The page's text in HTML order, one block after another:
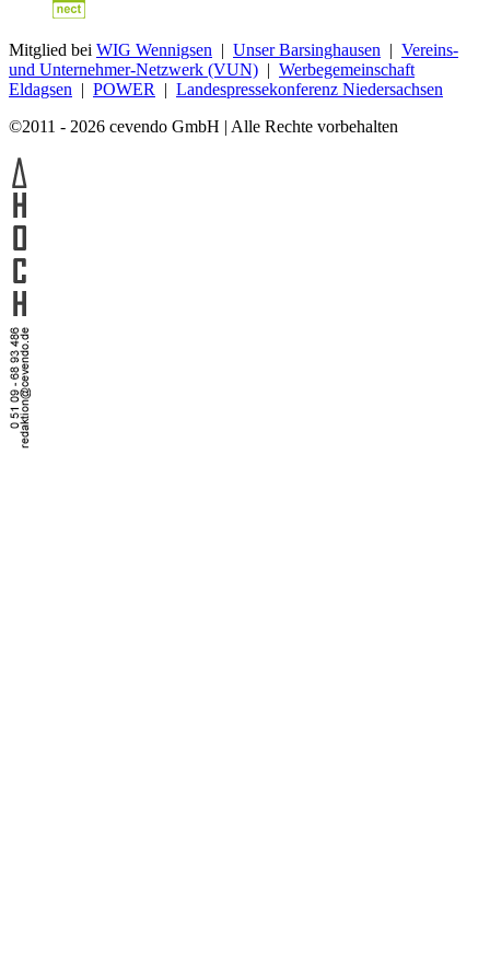
Mitglied bei WIG Wennigsen | Unser Barsinghausen | Vereins-
und Unternehmer-Netzwerk (VUN) | Werbegemeinschaft
Eldagsen | POWER | Landespressekonferenz Niedersachsen
©2011 - 2026 cevendo GmbH | Alle Rechte vorbehalten